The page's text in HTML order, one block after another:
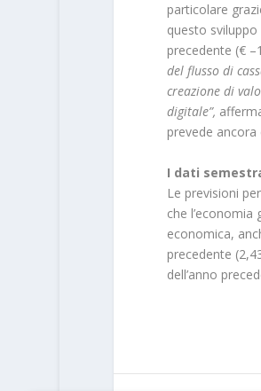
particolare
questo
precedente (€
del flusso di
creazione di
digitale”,
prevede
I dati
Le previsioni
che
economica,
precedente
dell’anno